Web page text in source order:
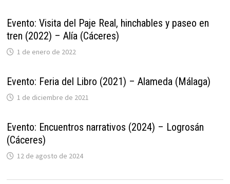
Evento: Visita del Paje Real, hinchables y paseo en
tren (2022) – Alía (Cáceres)
1 de enero de 2022
Evento: Feria del Libro (2021) – Alameda (Málaga)
1 de diciembre de 2021
Evento: Encuentros narrativos (2024) – Logrosán
(Cáceres)
12 de agosto de 2024